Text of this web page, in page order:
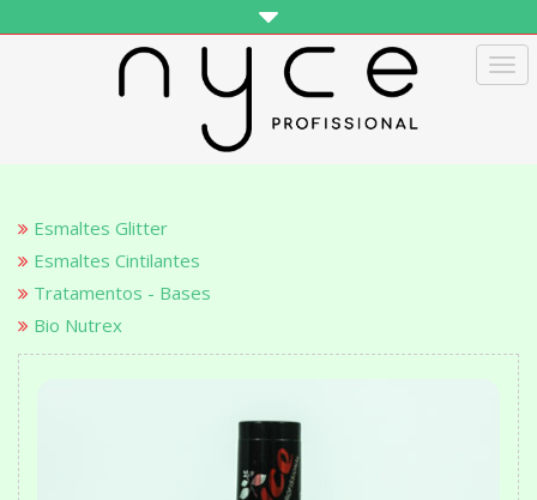
Esmaltes Glitter
Esmaltes Cintilantes
Tratamentos - Bases
Bio Nutrex